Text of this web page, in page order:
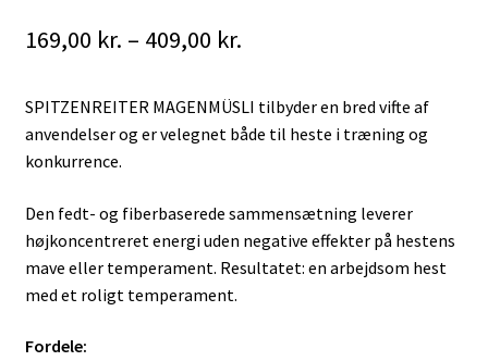
169,00 kr. – 409,00 kr.Prisinterval:
til
SPITZENREITER MAGENMÜSLI tilbyder en bred vifte af
anvendelser og er velegnet både til heste i træning og
konkurrence.
Den fedt- og fiberbaserede sammensætning leverer
højkoncentreret energi uden negative effekter på hestens
mave eller temperament. Resultatet: en arbejdsom hest
med et roligt temperament.
Fordele: